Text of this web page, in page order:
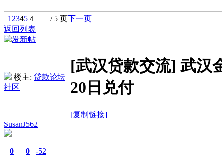
1 2345 / 5 页下一页
返回列表
楼主: 贷款论坛
社区
[武汉贷款交流] 武汉
20日兑付
[复制链接]
SusanJ562
0 0 -52